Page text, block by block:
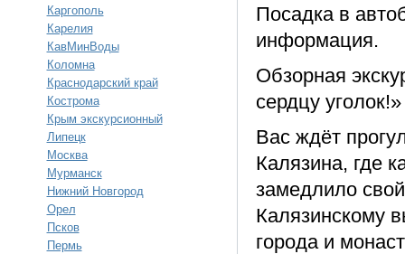
Каргополь
Карелия
КавМинВоды
Коломна
Краснодарский край
Кострома
Крым экскурсионный
Липецк
Москва
Мурманск
Нижний Новгород
Орел
Псков
Пермь
Посадка в
информация.
Обзорная
сердцу уголок!»
Вас ждёт
Калязина, где
замедлило
Калязинскому
города и